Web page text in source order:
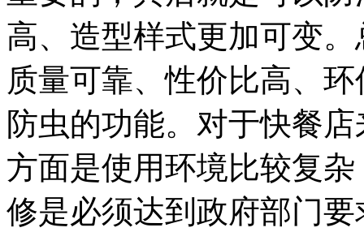
高、造型样式更加可变
质量可靠、性价比高、
防虫的功能。对于快餐
方面是使用环境比较复
修是必须达到政府部门